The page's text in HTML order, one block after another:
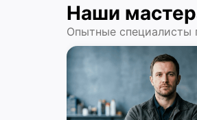
Наши
Опытные специалисты